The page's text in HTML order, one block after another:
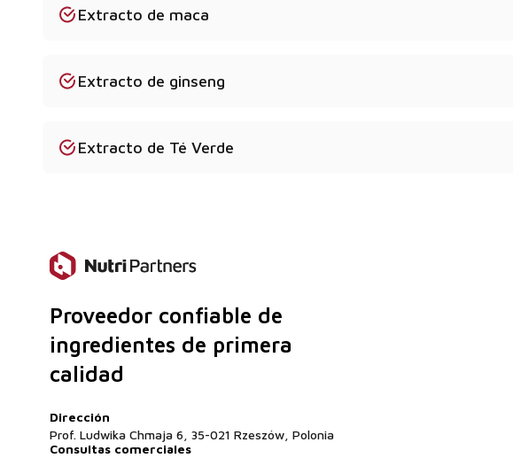
Polvo, extracto seco, extracto hidroalcohólico, encapsulado - según el
¿Hay documentación disponible?
¿El producto es apto para veganos?
Extracto de maca
Extracto de ginseng
Extracto de Té Verde
Proveedor confiable de
ingredientes de primera
calidad
Dirección
Prof. Ludwika Chmaja 6, 35-021 Rzeszów, Polonia
Consultas comerciales